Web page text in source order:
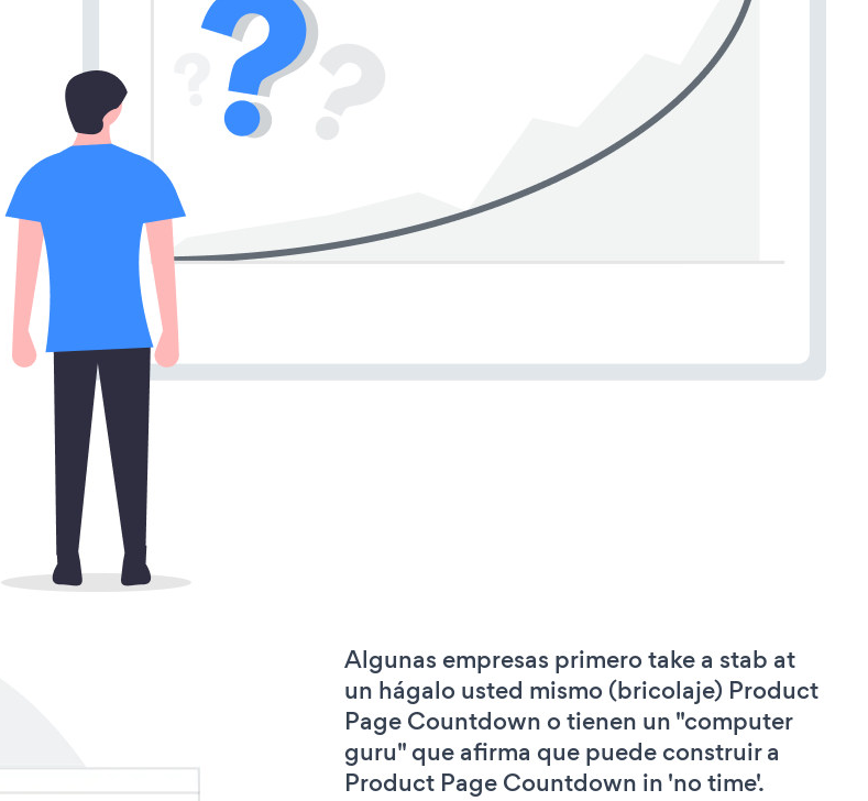
Algunas empresas primero take a stab at
un hágalo usted mismo (bricolaje) Product
Page Countdown o tienen un "computer
guru" que afirma que puede construir a
Product Page Countdown in 'no time'.